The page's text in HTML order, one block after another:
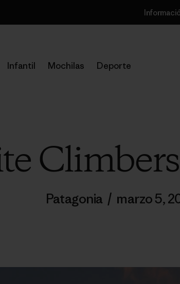
Infantil Mochilas Deporte
Patagonia / marzo 5,